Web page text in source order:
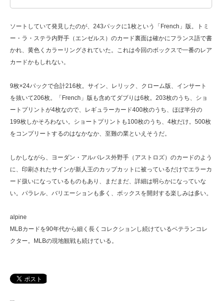
ソートしていて発見したのが、243パックに1枚という「French」版。トミ
ー・ラ・ステラ内野手（エンゼルス）のカード裏面は確かにフランス語で書
かれ、黄色くカラーリングされていた。これは今回のボックスで一番のレア
カードかもしれない。
9枚×24パックで合計216枚。サイン、レリック、クローム版、インサート
を抜いて206枚。「French」版も含めてダブりは6枚。203枚のうち、ショ
ートプリントが4枚なので、レギュラーカード400枚のうち、ほぼ半分の
199枚しかそろわない。ショートプリントも100枚のうち、4枚だけ。500枚
をコンプリートするのはなかなか、至難の業といえそうだ。
しかしながら、ヨーダン・アルバレス外野手（アストロズ）のカードのよう
に、印刷されたサインが新人王のカップカットに被っているだけでエラーカ
ード扱いになっているものもあり、まだまだ、詳細は明らかになっていな
い。パラレル、バリエーションも多く、ボックスを開封する楽しみは多い。
alpine
MLBカードを90年代から細く長くコレクションし続けているベテランコレ
クター。MLBの現地観戦も続けている。